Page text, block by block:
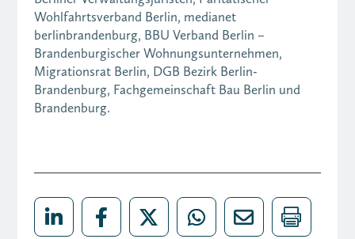
Wohlfahrtsverband Berlin, medianet
berlinbrandenburg, BBU Verband Berlin –
Brandenburgischer Wohnungsunternehmen,
Migrationsrat Berlin, DGB Bezirk Berlin-
Brandenburg, Fachgemeinschaft Bau Berlin und
Brandenburg.